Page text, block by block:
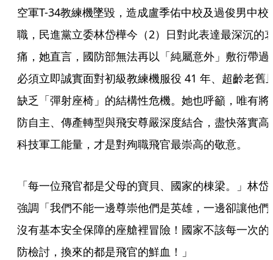
空軍T-34教練機墜毀，造成盧季佑中校及過俊男中校
職，民進黨立委林岱樺今（2）日對此表達最深沉的
痛，她直言，國防部無法再以「純屬意外」敷衍帶過
必須立即誠實面對初級教練機服役 41 年、超齡老舊
缺乏「彈射座椅」的結構性危機。她也呼籲，唯有將
防自主、傳產轉型與飛安尊嚴深度結合，盡快落實高
科技軍工能量，才是對殉職飛官最崇高的敬意。
「每一位飛官都是父母的寶貝、國家的棟梁。」林岱
強調「我們不能一邊尊崇他們是英雄，一邊卻讓他們
沒有基本安全保障的座艙裡冒險！國家不該每一次的
防檢討，換來的都是飛官的鮮血！」